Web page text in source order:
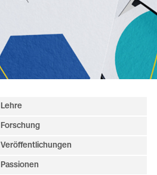
Lehre
Forschung
Veröffentlichungen
Passionen